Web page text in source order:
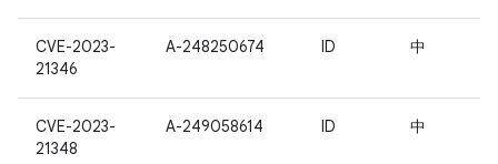
CVE-2023-
21346
A-248250674 ID 中
CVE-2023-
21348
A-249058614 ID 中